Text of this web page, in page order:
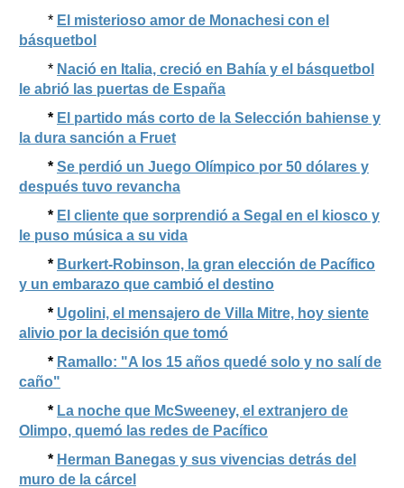
* El misterioso amor de Monachesi con el
básquetbol
* Nació en Italia, creció en Bahía y el básquetbol
le abrió las puertas de España
* El partido más corto de la Selección bahiense y
la dura sanción a Fruet
* Se perdió un Juego Olímpico por 50 dólares y
después tuvo revancha
* El cliente que sorprendió a Segal en el kiosco y
le puso música a su vida
* Burkert-Robinson, la gran elección de Pacífico
y un embarazo que cambió el destino
* Ugolini, el mensajero de Villa Mitre, hoy siente
alivio por la decisión que tomó
* Ramallo: "A los 15 años quedé solo y no salí de
caño"
* La noche que McSweeney, el extranjero de
Olimpo, quemó las redes de Pacífico
* Herman Banegas y sus vivencias detrás del
muro de la cárcel